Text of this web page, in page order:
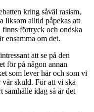
kring såväl rasism,
liksom alltid påpekas att
finns förtryck och ondska
ensamma om det.
att se på den
för på någon annan
som lever här och som vi
vår skuld. För att vi ska
idag så är det